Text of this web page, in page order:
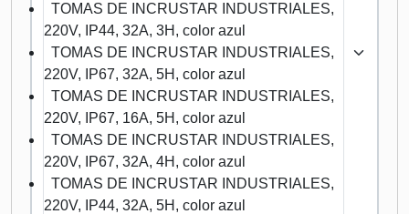
TOMAS DE INCRUSTAR INDUSTRIALES,
220V, IP44, 32A, 3H, color azul
TOMAS DE INCRUSTAR INDUSTRIALES,
220V, IP67, 32A, 5H, color azul
TOMAS DE INCRUSTAR INDUSTRIALES,
220V, IP67, 16A, 5H, color azul
TOMAS DE INCRUSTAR INDUSTRIALES,
220V, IP67, 32A, 4H, color azul
TOMAS DE INCRUSTAR INDUSTRIALES,
220V, IP44, 32A, 5H, color azul